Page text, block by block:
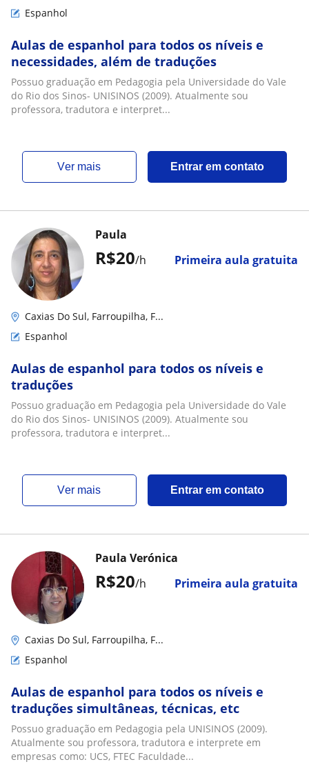
Espanhol
Aulas de espanhol para todos os níveis e
necessidades, além de traduções
Possuo graduação em Pedagogia pela Universidade do Vale
do Rio dos Sinos- UNISINOS (2009). Atualmente sou
professora, tradutora e interpret...
ver mais Entrar em contato
R$20/h Primeira aula gratuita
Paula
Caxias Do Sul, Farroupilha, F...
Espanhol
Aulas de espanhol para todos os níveis e
traduções
Possuo graduação em Pedagogia pela Universidade do Vale
do Rio dos Sinos- UNISINOS (2009). Atualmente sou
professora, tradutora e interpret...
ver mais Entrar em contato
R$20/h Primeira aula gratuita
Paula Verónica
Caxias Do Sul, Farroupilha, F...
Espanhol
Aulas de espanhol para todos os níveis e
traduções simultâneas, técnicas, etc
Possuo graduação em Pedagogia pela UNISINOS (2009).
Atualmente sou professora, tradutora e interprete em
empresas como: UCS, FTEC Faculdade...